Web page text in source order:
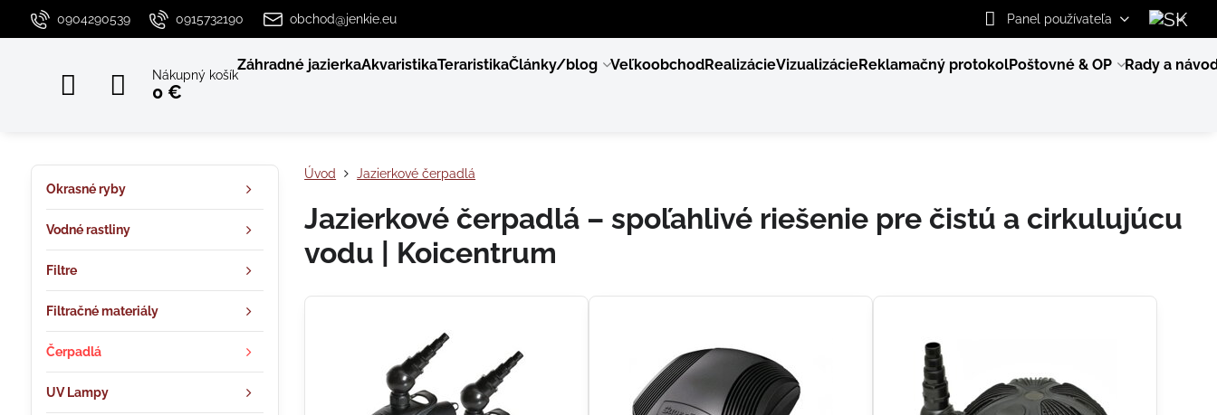
0904290539 0915732190 obchod@jenkie.eu Panel používateľa
Nákupný košík
0 €
Záhradné jazierkaAkvaristikaTeraristikaČlánky/blog VeľkoobchodRealizácieVizualizácieReklamačný protokolPoštovné & OP Rady a
Úvod Jazierkové čerpadlá
Jazierkové čerpadlá – spoľahlivé riešenie pre čistú a cirkulujúcu
vodu | Koicentrum
Okrasné ryby
Vodné rastliny
Filtre
Filtračné materiály
Čerpadlá
UV Lampy